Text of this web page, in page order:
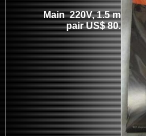
Main 220V, 1.5 m
pair US$ 80.